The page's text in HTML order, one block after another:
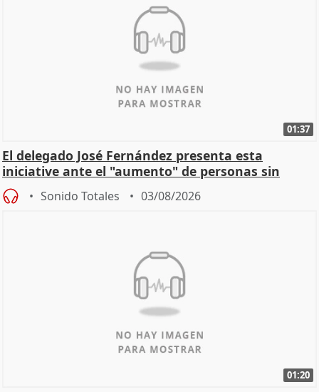
01:37
El delegado José Fernández presenta esta
iniciative ante el "aumento" de personas sin
hogar en Madri
Sonido Totales 03/08/2026
01:20